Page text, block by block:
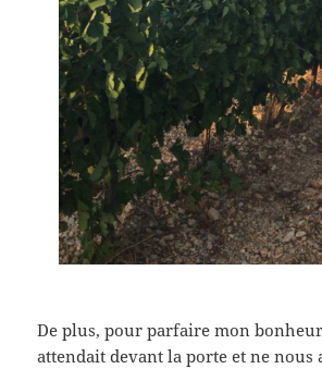
De plus, pour parfaire mon
attendait devant la porte et ne nous